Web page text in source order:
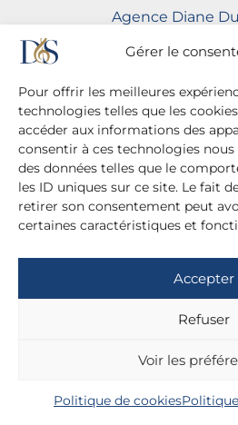
Gérer le
Pour offrir les meilleures
technologies telles que les
accéder aux informations des
consentir à ces technologies
des données telles que le
les ID uniques sur ce site. Le fait
retirer son consentement peut
certaines caractéristiques et
Accepter
Refuser
Voir les
Politique de cookies
Agence Diane
+ 33 (0)1 42 81
+ 33 (0)6 13 42
Mentions
Politique de